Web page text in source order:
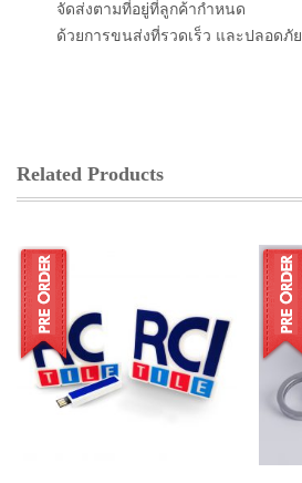
จัดส่งตามที่อยู่ที่ลูกค้ากำหนด
ด้วยการขนส่งที่รวดเร็ว และปลอดภัย
Related Products